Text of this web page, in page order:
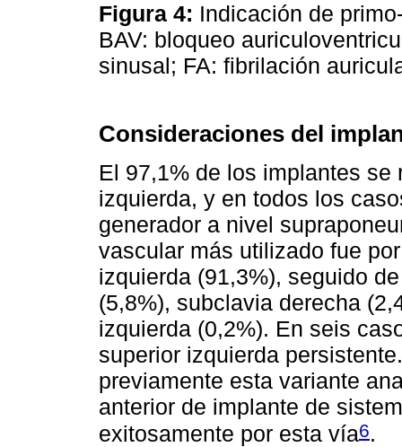
Figura 4: Indicación de
BAV: bloqueo
sinusal; FA: fibrilación
Consideraciones del
El 97,1% de los implantes
izquierda, y en todos los
generador a nivel
vascular más utilizado fue
izquierda (91,3%), seguido
(5,8%), subclavia derecha
izquierda (0,2%). En seis
superior izquierda
previamente esta variante
anterior de implante de
exitosamente por esta vía6.